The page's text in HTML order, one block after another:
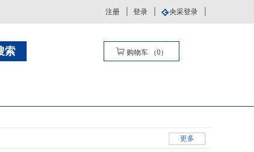
注册 登录 央采登录
购物车 （0）
更多